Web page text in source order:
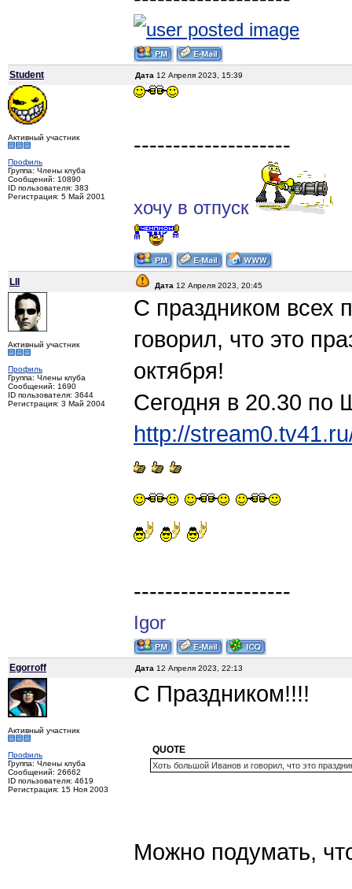
Student Дата 12 Апреля 2023, 15:39
Активный участник
Профиль
Группа: Члены клуба
Сообщений: 10890
ID пользователя: 383
Регистрация: 5 Май 2001
--------------------
хочу в отпуск
LII Дата 12 Апреля 2023, 20:45
Активный участник
Профиль
Группа: Члены клуба
Сообщений: 1690
ID пользователя: 3644
Регистрация: 3 Май 2004
С праздником всех
говорил, что это
октября!
Сегодня в 20.30 по
http://
--------------------
Igor
Egorroff Дата 12 Апреля 2023, 22:13
Активный участник
Профиль
Группа: Члены клуба
Сообщений: 26662
ID пользователя: 4619
Регистрация: 15 Ноя 2003
С Праздником!!!!
QUOTE
Хоть большой Иванов и говорил, что это
Можно подумать,